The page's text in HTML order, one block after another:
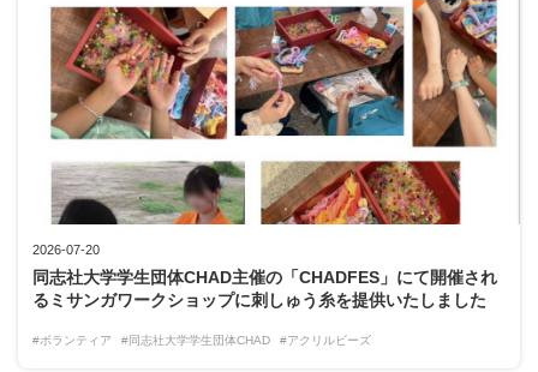
2026-07-20
同志社大学学生団体CHAD主催の「CHADFES」にて開催され
るミサンガワークショップに刺しゅう糸を提供いたしました
#ボランティア #同志社大学学生団体CHAD #アクリルビーズ